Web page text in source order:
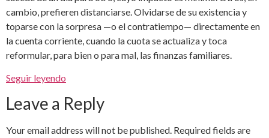
cambio, prefieren distanciarse. Olvidarse de su existencia y
toparse con la sorpresa —o el contratiempo— directamente en
la cuenta corriente, cuando la cuota se actualiza y toca
reformular, para bien o para mal, las finanzas familiares.
Seguir leyendo
Leave a Reply
Your email address will not be published. Required fields are